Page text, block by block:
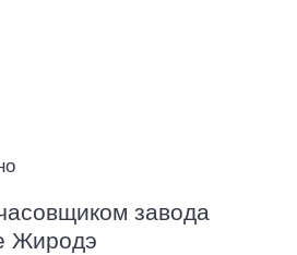
завода
Жиродэ